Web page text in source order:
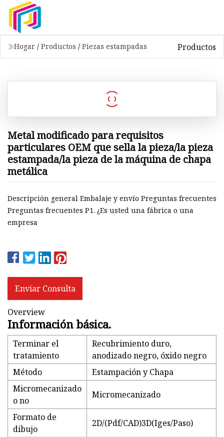
Hogar / Productos / Piezas estampadas Productos
Metal modificado para requisitos
particulares OEM que sella la pieza/la pieza
estampada/la pieza de la máquina de chapa
metálica
Descripción general Embalaje y envío Preguntas frecuentes
Preguntas frecuentes P1. ¿Es usted una fábrica o una
empresa
Enviar Consulta
Overview
Información básica.
Terminar el
tratamiento
Recubrimiento duro,
anodizado negro, óxido negro
Método
Estampación y Chapa
Micromecanizado
o no
Micromecanizado
Formato de
dibujo
2D/(Pdf/CAD)3D(Iges/Paso)